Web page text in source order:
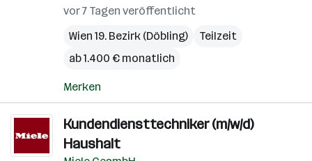
vor 7 Tagen veröffentlicht
Wien 19. Bezirk (Döbling)
Teilzeit
ab 1.400 € monatlich
Merken
Kundendiensttechniker (m/w/d)
Haushalt